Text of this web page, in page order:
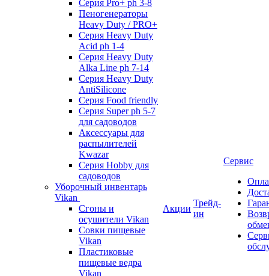
Серия Pro+ ph 3-8
Пеногенераторы
Heavy Duty / PRO+
Серия Heavy Duty
Acid ph 1-4
Серия Heavy Duty
Alka Line ph 7-14
Серия Heavy Duty
AntiSilicone
Серия Food friendly
Серия Super ph 5-7
для садоводов
Аксессуары для
распылителей
Kwazar
Серия Hobby для
садоводов
Уборочный инвентарь
Vikan
Сгоны и
осушители Vikan
Совки пищевые
Vikan
Пластиковые
пищевые ведра
Vikan
Акции
Трейд-
ин
Сервис